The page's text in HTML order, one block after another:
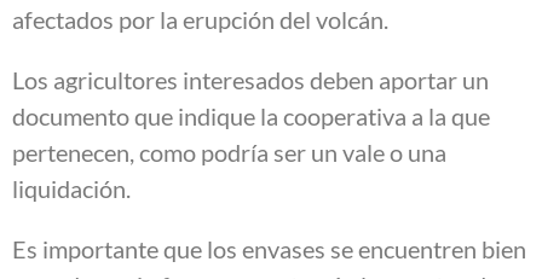
afectados por la erupción del volcán.
Los agricultores interesados deben aportar un
documento que indique la cooperativa a la que
pertenecen, como podría ser un vale o una
liquidación.
Es importante que los envases se encuentren bien